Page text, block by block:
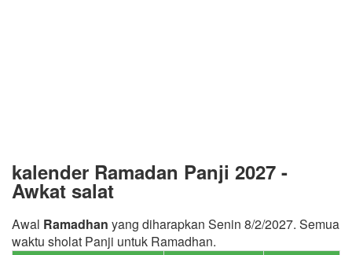
kalender Ramadan Panji 2027 -
Awkat salat
Awal Ramadhan yang diharapkan Senin 8/2/2027. Semua
waktu sholat Panji untuk Ramadhan.